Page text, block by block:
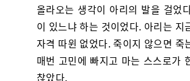
올라오는 생각이 아리의 발을 걸었
이 있느냐 하는 것이었다. 아리는
자격 따윈 없었다. 죽이지 않으면
매번 고민에 빠지고 마는 스스로가
찮았다.